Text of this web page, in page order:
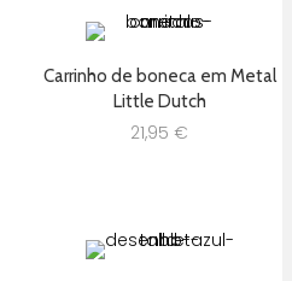
Carrinho de boneca em Metal
Little Dutch
21,95 €